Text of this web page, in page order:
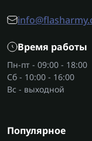
Время работы
Пн-пт - 09:00 - 18:00
Сб - 10:00 - 16:00
Вс - выходной
Популярное